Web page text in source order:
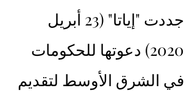
جددت "إياتا" (23 أبريل
2020) دعوتها للحكومات
في الشرق الأوسط لتقديم